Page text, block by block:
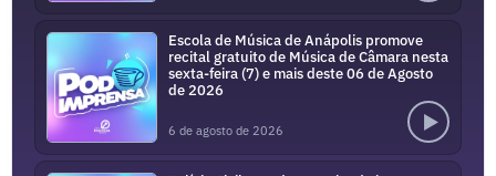
Escola de Música de Anápolis promove
recital gratuito de Música de Câmara nesta
sexta-feira (7) e mais deste 06 de Agosto
de 2026
6 de agosto de 2026